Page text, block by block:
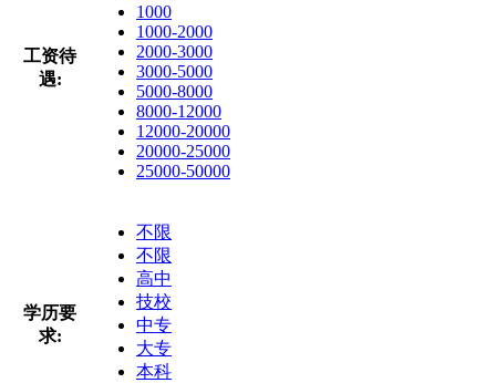
工资待
遇:
1000
1000-2000
2000-3000
3000-5000
5000-8000
8000-12000
12000-20000
20000-25000
25000-50000
学历要
求:
不限
不限
高中
技校
中专
大专
本科